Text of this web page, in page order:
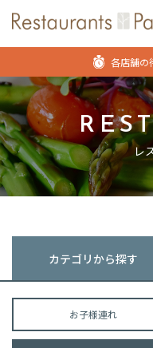
各店舗の
レ
カテゴリから探す
お子様連れ